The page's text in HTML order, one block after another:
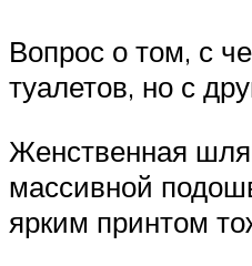
Вопрос о том, с
туалетов, но с
Женственная
массивной
ярким принтом